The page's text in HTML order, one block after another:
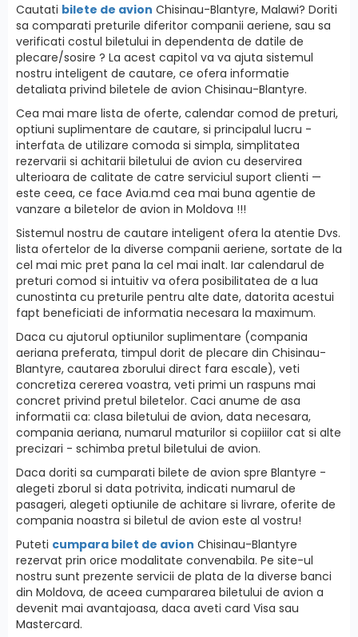
Cautati bilete de avion Chisinau-Blantyre, Malawi? Doriti
sa comparati preturile diferitor companii aeriene, sau sa
verificati costul biletului in dependenta de datile de
plecare/sosire ? La acest capitol va va ajuta sistemul
nostru inteligent de cautare, ce ofera informatie
detaliata privind biletele de avion Chisinau-Blantyre.
Cea mai mare lista de oferte, calendar comod de preturi,
optiuni suplimentare de cautare, si principalul lucru -
interfatа de utilizare comoda si simpla, simplitatea
rezervarii si achitarii biletului de avion cu deservirea
ulterioara de calitate de catre serviciul suport clienti —
este ceea, ce face Avia.md cea mai buna agentie de
vanzare a biletelor de avion in Moldova !!!
Sistemul nostru de cautare inteligent ofera la atentie Dvs.
lista ofertelor de la diverse companii aeriene, sortate de la
cel mai mic pret pana la cel mai inalt. Iar calendarul de
preturi comod si intuitiv va ofera posibilitatea de a lua
cunostinta cu preturile pentru alte date, datorita acestui
fapt beneficiati de informatia necesara la maximum.
Daca cu ajutorul optiunilor suplimentare (compania
aeriana preferata, timpul dorit de plecare din Chisinau-
Blantyre, cautarea zborului direct fara escale), veti
concretiza cererea voastra, veti primi un raspuns mai
concret privind pretul biletelor. Caci anume de asa
informatii ca: clasa biletului de avion, data necesara,
compania aeriana, numarul maturilor si copiiilor cat si alte
precizari - schimba pretul biletului de avion.
Daca doriti sa cumparati bilete de avion spre Blantyre -
alegeti zborul si data potrivita, indicati numarul de
pasageri, alegeti optiunile de achitare si livrare, oferite de
compania noastra si biletul de avion este al vostru!
Puteti cumpara bilet de avion Chisinau-Blantyre
rezervat prin orice modalitate convenabila. Pe site-ul
nostru sunt prezente servicii de plata de la diverse banci
din Moldova, de aceea cumpararea biletului de avion a
devenit mai avantajoasa, daca aveti card Visa sau
Mastercard.